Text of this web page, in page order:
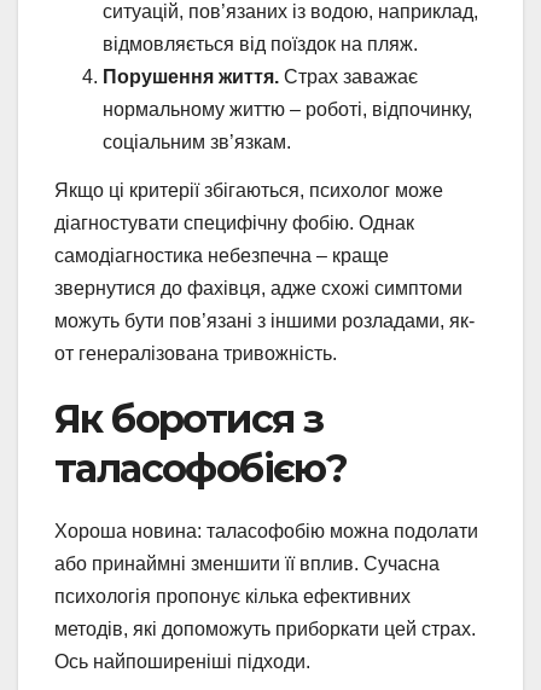
ситуацій, пов’язаних із водою, наприклад,
відмовляється від поїздок на пляж.
Порушення життя. Страх заважає
нормальному життю – роботі, відпочинку,
соціальним зв’язкам.
Якщо ці критерії збігаються, психолог може
діагностувати специфічну фобію. Однак
самодіагностика небезпечна – краще
звернутися до фахівця, адже схожі симптоми
можуть бути пов’язані з іншими розладами, як-
от генералізована тривожність.
Як боротися з
таласофобією?
Хороша новина: таласофобію можна подолати
або принаймні зменшити її вплив. Сучасна
психологія пропонує кілька ефективних
методів, які допоможуть приборкати цей страх.
Ось найпоширеніші підходи.